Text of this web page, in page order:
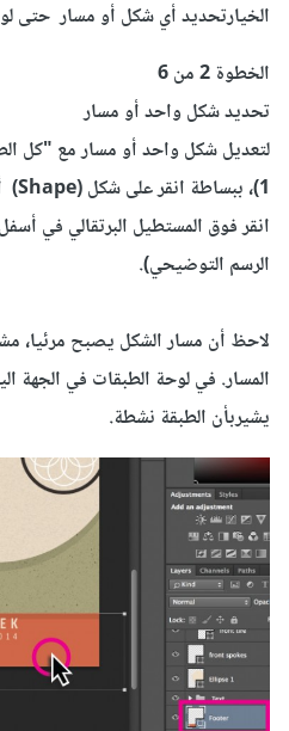
الخيارتحديد أي شكل أو مسارحتى لو
الخطوة 2 من
6
تحديد شكل واحد أو مسار
تعديل شكل واحد أو مسارمع "كل
1
)، ببساطة انقر على شكل (Shape) أو مسار (Path)
انقر فوق المستطيل البرتقالي في أسفل
الرسم التوضيحي)
.
لاحظ أن مسارالشكل يصبح مرئيا،
المسار. في لوحة الطبقاتفي الجهة
يشيربأنالطبقة نشطة.